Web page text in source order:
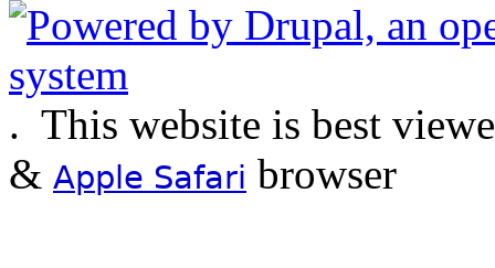
. This website is best
& Apple Safari browser